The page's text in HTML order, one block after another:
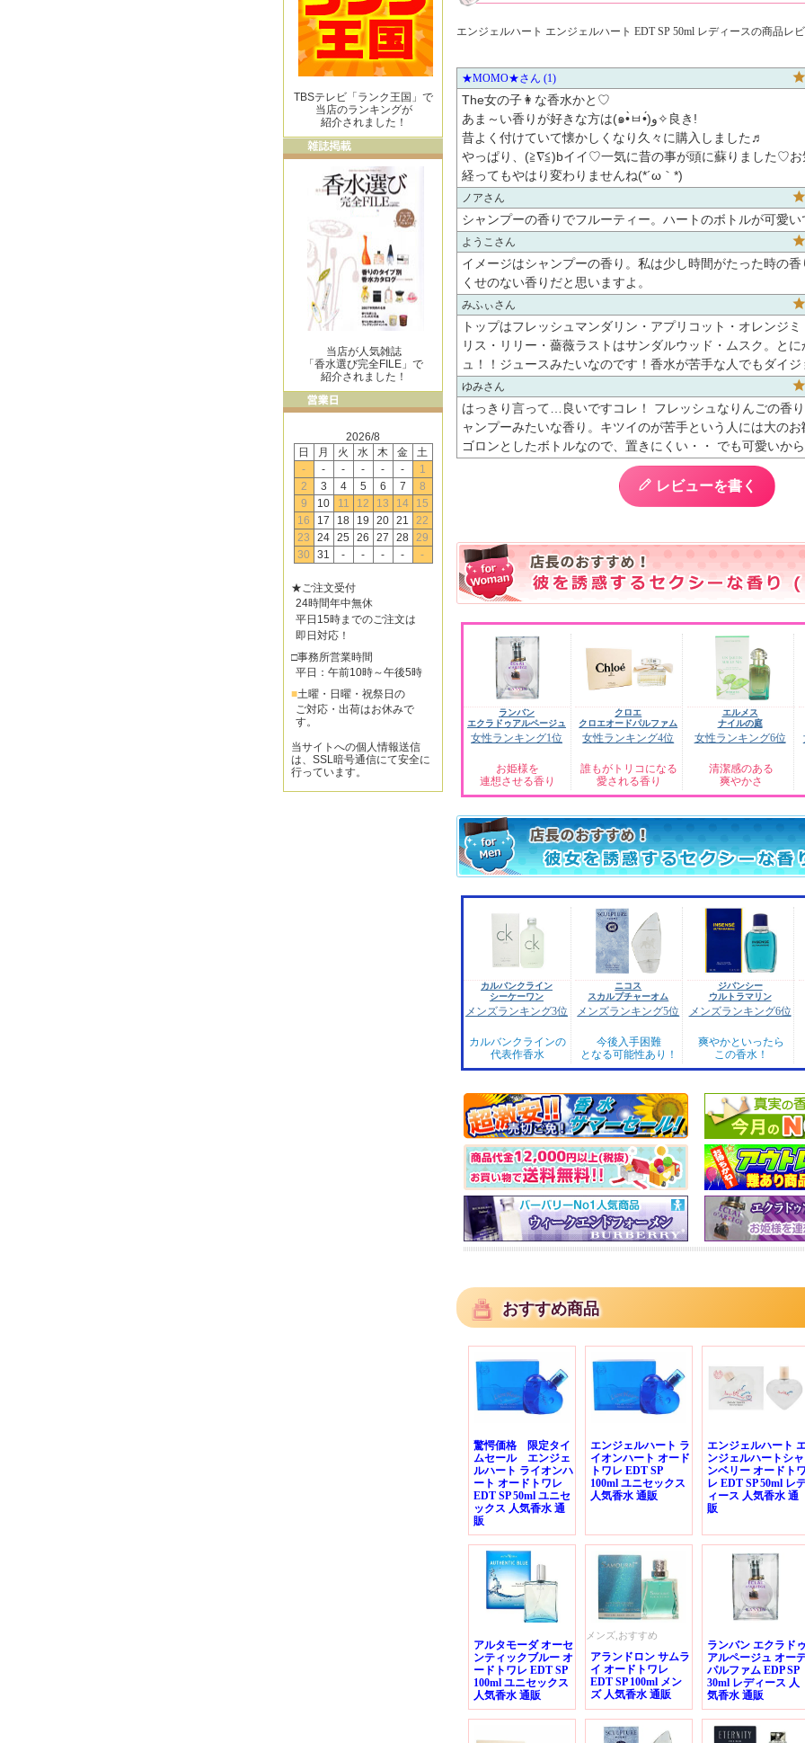
エンジェルハート エンジェルハート EDT SP 50ml レディースの商品レ
★MOMO★ 1
The女の子👩な香水かと♡
あま～い香りが好きな方は(๑•̀ㅂ•́)و✧良き!
昔よく付けていて懐かしくなり久々に購入しました♬
やっぱり、(≧∇≦)bイイ♡一気に昔の事が頭に蘇りました♡お
ノア
シャンプーの香りでフルーティー。ハートのボトルが可愛い
ようこ
イメージはシャンプーの香り。私は少し時間がたった時の香
くせのない香りだと思いますよ。
みふぃ
トップはフレッシュマンダリン・アプリコット・オレンジ
リス・リリー・薔薇ラストはサンダルウッド・ムスク。と
ュ！！ジュースみたいなのです！香水が苦手な人でもダイジ
ゆみ
はっきり言って…良いですコレ！ フレッシュなりんごの香
ャンプーみたいな香り。キツイのが苦手という人には大の
ゴロンとしたボトルなので、置きにくい・・ でも可愛いか
レビューを書く
ランバン
エクラドゥアルページュ
女性ランキング1位
お姫様を
連想させる香り
クロエ
クロエオードパルファム
女性ランキング4位
誰もがトリコになる
愛される香り
エルメス
ナイルの庭
女性ランキング6位
清潔感のある
爽やかさ
カルバンクライン
シーケーワン
メンズランキング3位
カルバンクラインの
代表作香水
ニコス
スカルプチャーオム
メンズランキング5位
今後入手困難
となる可能性あり！
ジバンシー
ウルトラマリン
メンズランキング6位
爽やかといったら
この香水！
おすすめ商品
驚愕価格 限定タイ
ムセール エンジェ
ルハート ライオンハ
ート オードトワレ
EDT SP 50ml ユニセ
ックス 人気香水 通
販
エンジェルハート ラ
イオンハート オード
トワレ EDT SP
100ml ユニセックス
人気香水 通販
エンジェルハート
ンジェルハートシャ
ンベリー オードトワ
レ EDT SP 50ml レ
ィース 人気香水 通
販
アルタモーダ オーセ
ンティックブルー オ
ードトワレ EDT SP
100ml ユニセックス
人気香水 通販
メンズ,おすすめ
アランドロン サムラ
イ オードトワレ
EDT SP 100ml メン
ズ 人気香水 通販
ランバン エクラドゥ
アルページュ オー
パルファム EDP SP
30ml レディース 人
気香水 通販
TBSテレビ「ランク王国」で
当店のランキングが
紹介されました！
当店が人気雑誌
「香水選び完全FILE」で
紹介されました！
2026/8
日
月 火 水 木 金
土
-
- - - - -
1
2
3 4 5 6 7
8
9
10 11 12 13 14
15
16
17 18 19 20 21
22
23
24 25 26 27 28 29
30
31 - - - - -
★ご注文受付
24時間年中無休
平日15時までのご注文は
即日対応！
□事務所営業時間
平日：午前10時～午後5時
■土曜・日曜・祝祭日の
ご対応・出荷はお休みで
す。
当サイトへの個人情報送信
は、SSL暗号通信にて安全に
行っています。